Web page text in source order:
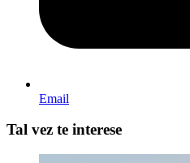
Email
Tal vez te interese